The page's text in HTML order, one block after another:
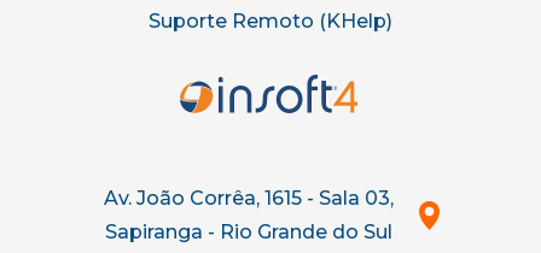
Suporte Remoto (KHelp)
Av. João Corrêa, 1615 - Sala 03,
Sapiranga - Rio Grande do Sul